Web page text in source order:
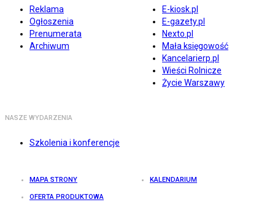
Reklama
Ogłoszenia
Prenumerata
Archiwum
E-kiosk.pl
E-gazety.pl
Nexto.pl
Mała księgowość
Kancelarierp.pl
Wieści Rolnicze
Życie Warszawy
NASZE WYDARZENIA
Szkolenia i konferencje
MAPA STRONY KALENDARIUM
OFERTA PRODUKTOWA